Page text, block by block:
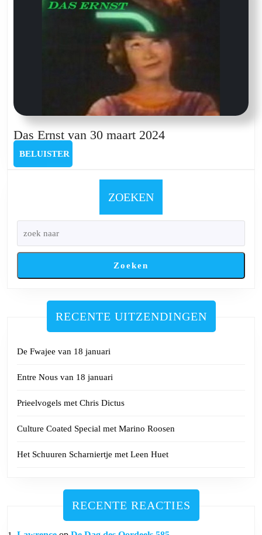
Das Ernst van 30 maart 2024Das
BELUISTER
ZOEKEN
Zoeken
RECENTE UITZENDINGEN
De Fwajee van 18 januari
Entre Nous van 18 januari
Prieelvogels met Chris Dictus
Culture Coated Special met Marino Roosen
Het Schuuren Scharniertje met Leen Huet
RECENTE REACTIES